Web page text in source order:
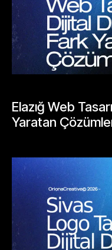
Elazığ Web
Yaratan